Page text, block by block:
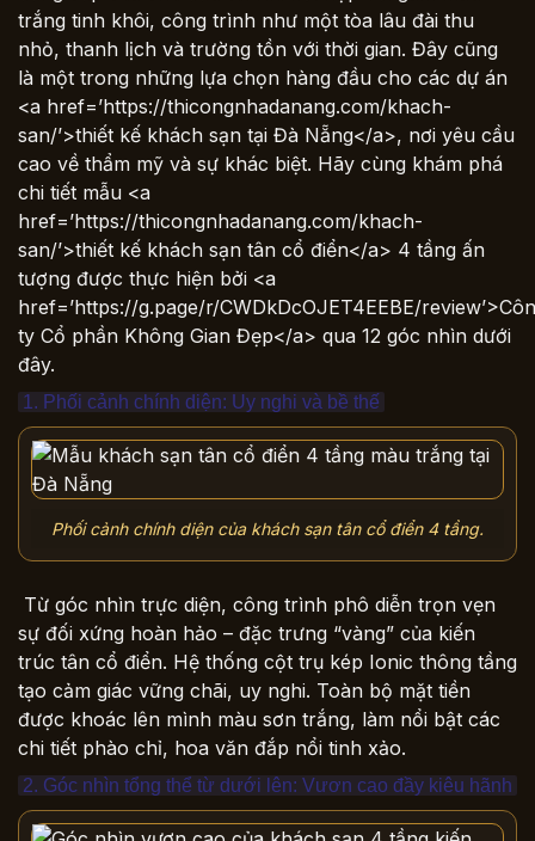
trắng tinh khôi, công trình như một tòa lâu đài thu
nhỏ, thanh lịch và trường tồn với thời gian. Đây cũng
là một trong những lựa chọn hàng đầu cho các dự án
<a href=’https://thicongnhadanang.com/khach-
san/’>thiết kế khách sạn tại Đà Nẵng</a>, nơi yêu cầu
cao về thẩm mỹ và sự khác biệt. Hãy cùng khám phá
chi tiết mẫu <a
href=’https://thicongnhadanang.com/khach-
san/’>thiết kế khách sạn tân cổ điển</a> 4 tầng ấn
tượng được thực hiện bởi <a
href=’https://g.page/r/CWDkDcOJET4EEBE/
ty Cổ phần Không Gian Đẹp</a> qua 12 góc nhìn dưới
đây.
1. Phối cảnh chính diện: Uy nghi và bề thế
Phối cảnh chính diện của khách sạn tân cổ điển 4 tầng.
Từ góc nhìn trực diện, công trình phô diễn trọn vẹn
sự đối xứng hoàn hảo – đặc trưng “vàng” của kiến
trúc tân cổ điển. Hệ thống cột trụ kép Ionic thông tầng
tạo cảm giác vững chãi, uy nghi. Toàn bộ mặt tiền
được khoác lên mình màu sơn trắng, làm nổi bật các
chi tiết phào chỉ, hoa văn đắp nổi tinh xảo.
2. Góc nhìn tổng thể từ dưới lên: Vươn cao đầy kiêu hãnh